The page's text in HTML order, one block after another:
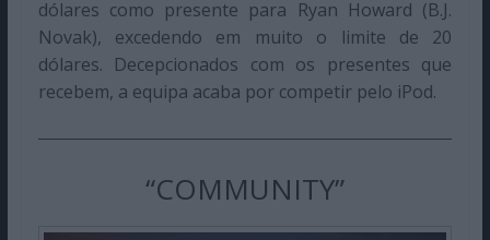
dólares como presente para Ryan Howard (B.J.
Novak), excedendo em muito o limite de 20
dólares. Decepcionados com os presentes que
recebem, a equipa acaba por competir pelo iPod.
“COMMUNITY”